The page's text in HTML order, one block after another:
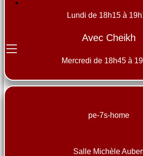
Lundi de 18h15 à
Avec Cheikh
Mercredi de 18h45 à
pe-7s-home
Salle Michèle